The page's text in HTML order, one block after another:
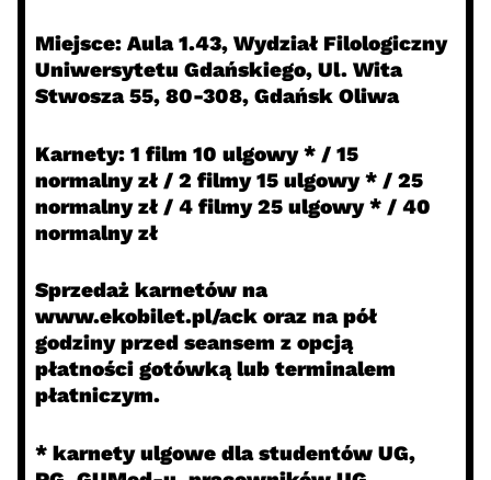
Miejsce: Aula 1.43, Wydział Filologiczny
Uniwersytetu Gdańskiego, Ul. Wita
Stwosza 55, 80-308, Gdańsk Oliwa
Karnety:1 film 10 ulgowy * / 15
normalny zł / 2 filmy 15 ulgowy * / 25
normalny zł / 4 filmy 25 ulgowy * / 40
normalny zł
Sprzedaż karnetówna
www.ekobilet.pl/ack oraz na pół
godziny przed seansem z opcją
płatności gotówką lub terminalem
płatniczym.
* karnety ulgowedlastudentów UG,